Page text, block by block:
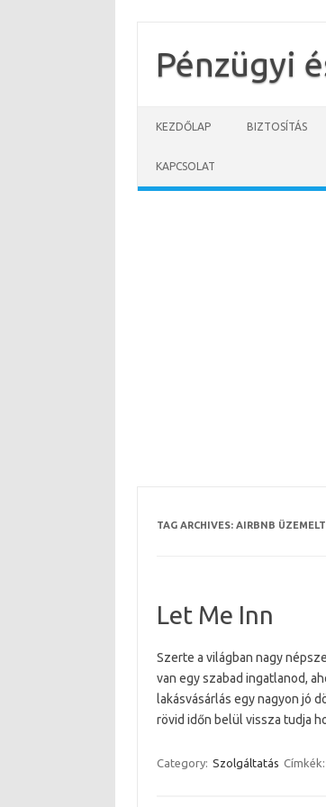
contentPénzügyi
KEZDŐLAP BIZTOSÍTÁS
KAPCSOLAT
TAG ARCHIVES: AIRBNB
Let Me Inn
Szerte a világban nagy
van egy szabad ingatlanod,
lakásvásárlás egy nagyon jó
rövid időn belül vissza tudja
Category: Szolgáltatás Címkék: